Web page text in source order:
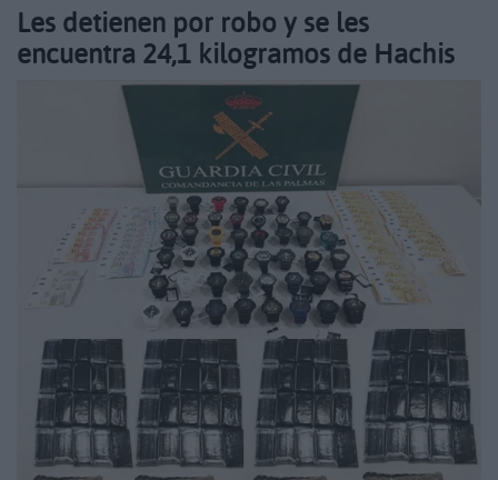
Les detienen por robo y se les
encuentra 24,1 kilogramos de Hachis